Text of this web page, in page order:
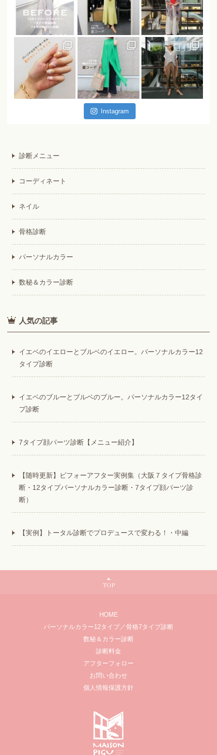
Instagram
診断メニュー
コーディネート
ネイル
骨格診断
パーソナルカラー
数秘＆カラー診断
人気の記事
イエベのイエローとブルベのイエロー。パーソナルカラー12
タイプ診断
イエベのブルーとブルベのブルー。パーソナルカラー12タイ
プ診断
7タイプ顔パーツ診断【メニュー紹介】
【随時更新】ビフォーアフター実例集（大阪７タイプ骨格診
断・12タイプパーソナルカラー診断・7タイプ顔パーツ診
断）
【実例】トータル診断でプロデュースで変わる！・中編
TOP
HOME
パーソナルカラー12タイプ／骨格7タイプ診断
数秘＆カラー診断
診断料金
アフターフォロー
お問い合わせ
個人情報保護方針